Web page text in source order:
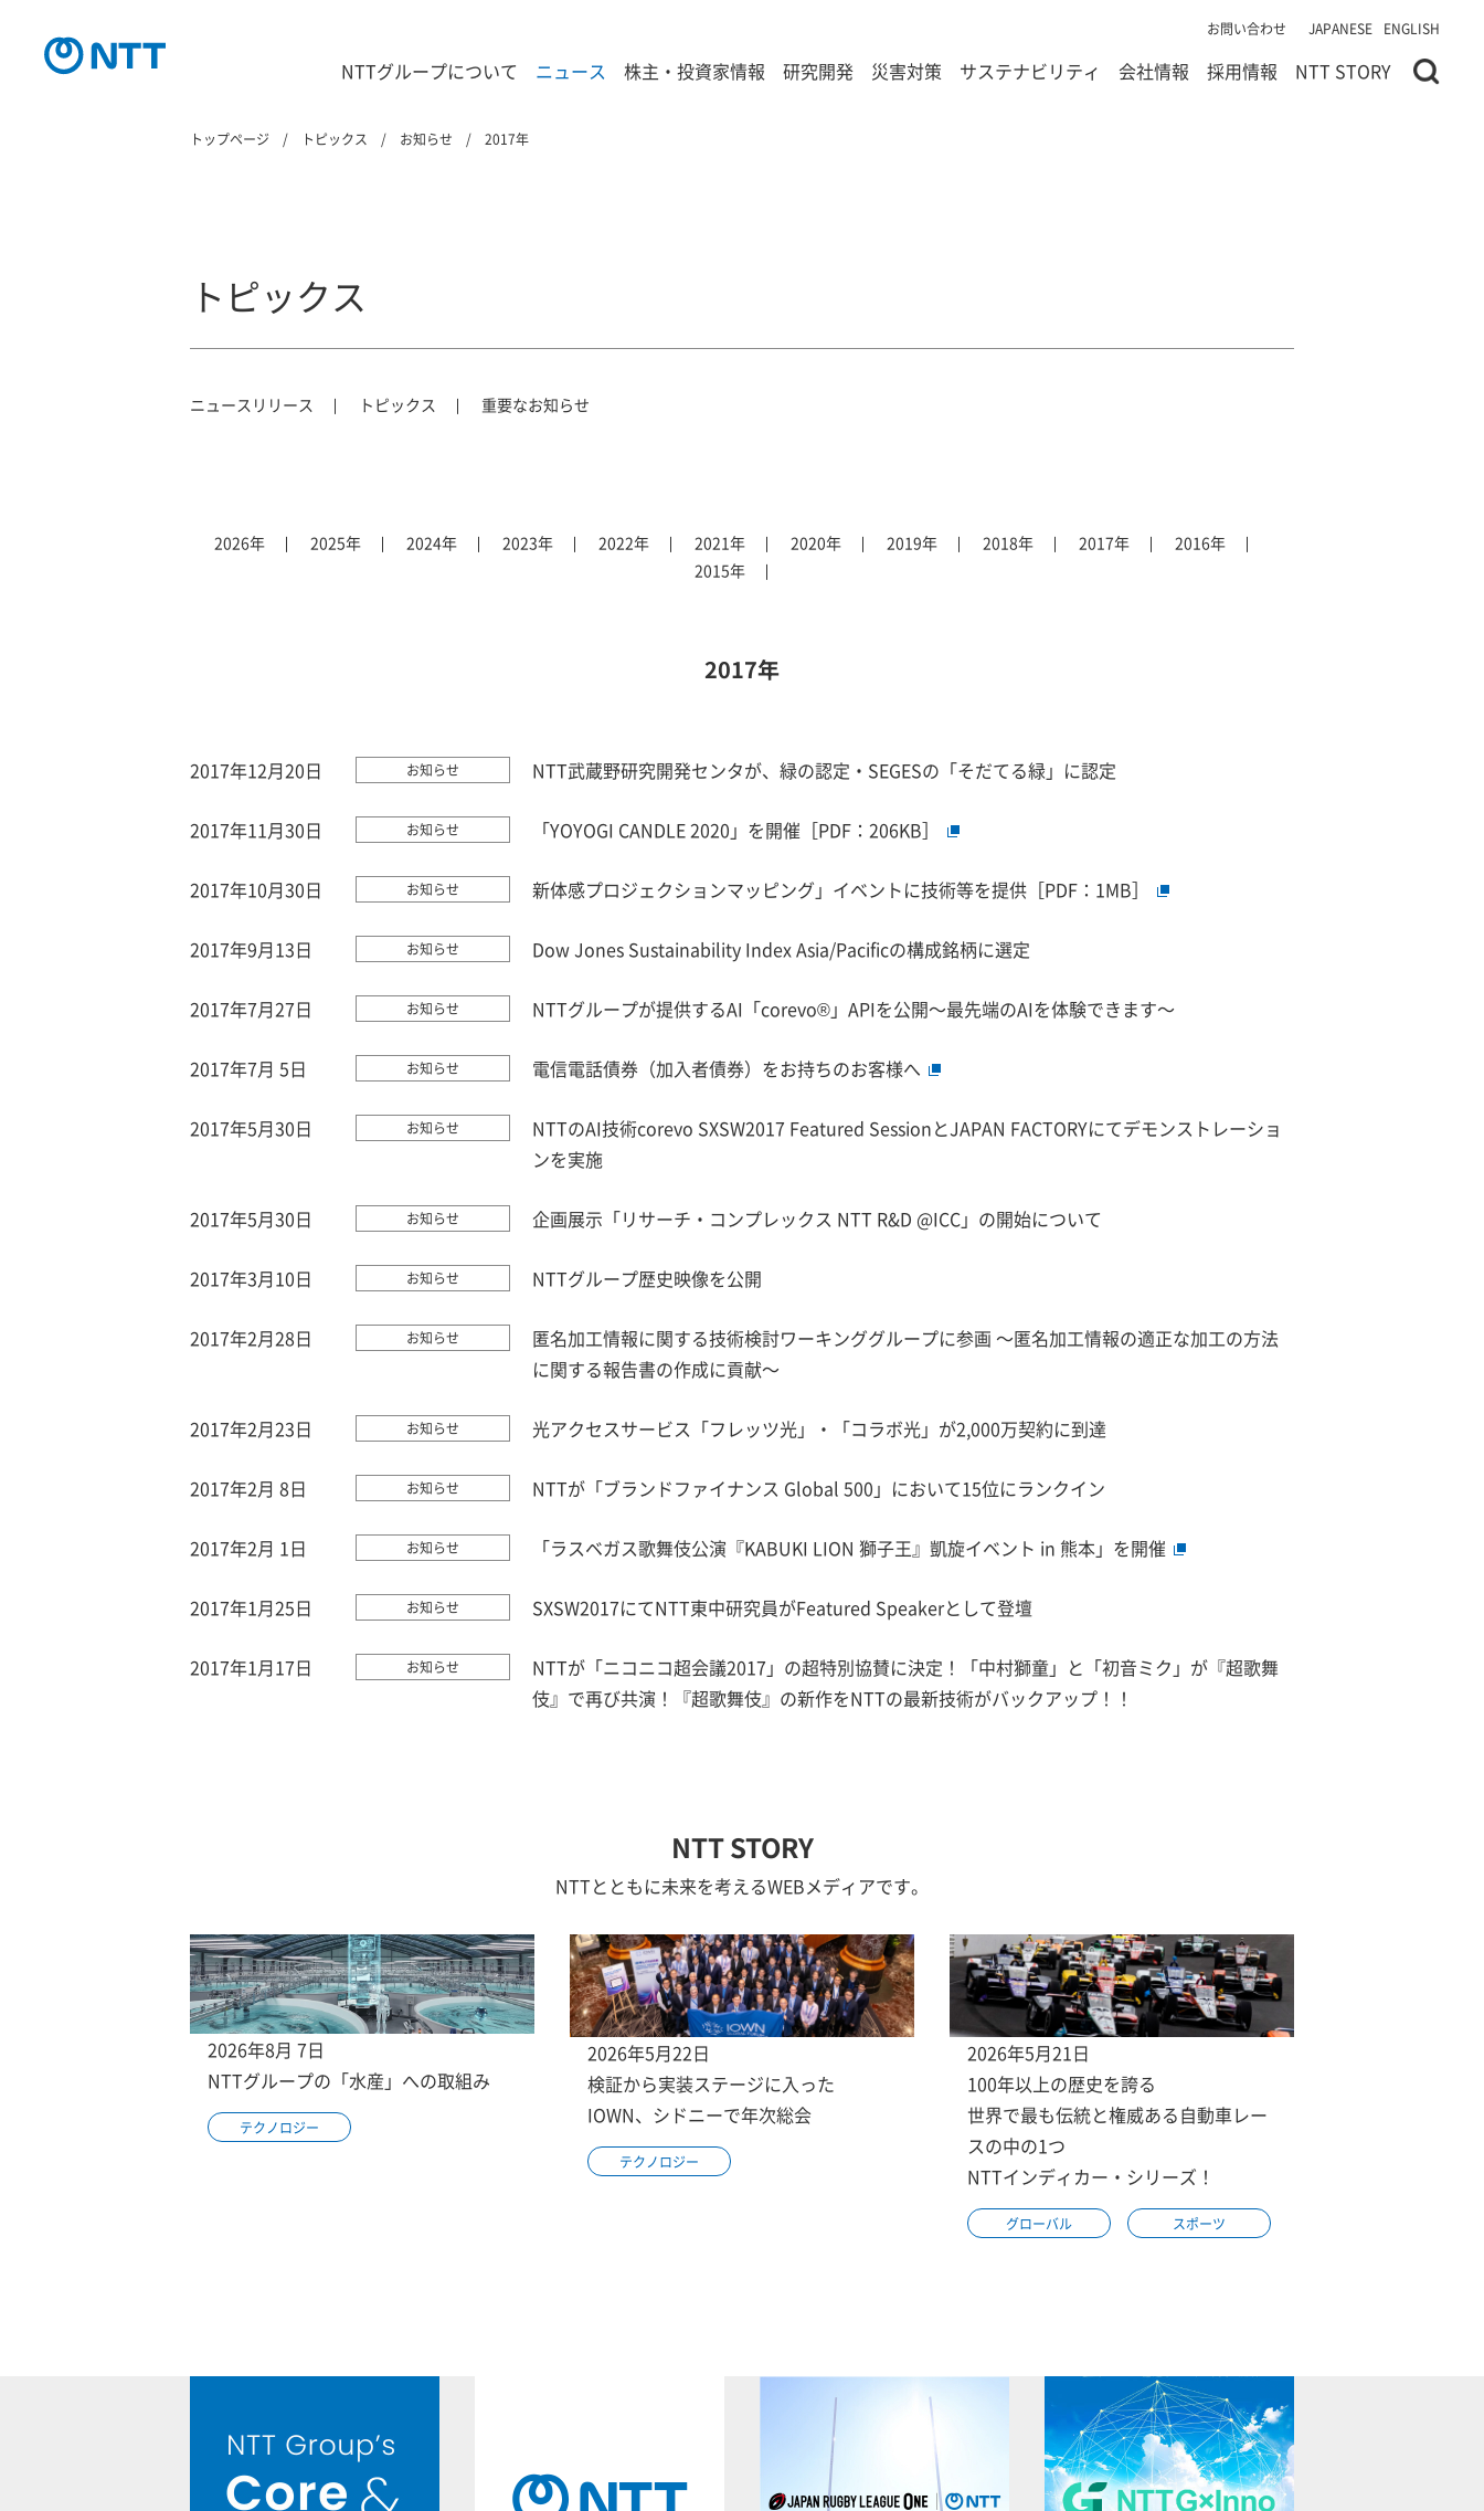
お問い合わせ JAPANESE ENGLISH
NTTグループについて ニュース 株主・投資家情報 研究開発 災害対策 サステナビリティ 会社情報 採用情報 NTT STORY
トップページ トピックス お知らせ 2017年
トピックス
ニュースリリース トピックス 重要なお知らせ
2026年 2025年 2024年 2023年 2022年 2021年 2020年 2019年 2018年 2017年
2016年
2015年
2017年
2017年12月20日 お知らせ NTT武蔵野研究開発センタが、緑の認定・SEGESの「そだてる緑」に認定
2017年11月30日 お知らせ 「YOYOGI CANDLE 2020」を開催［PDF：206KB］
2017年10月30日 お知らせ 新体感プロジェクションマッピング」イベントに技術等を提供［PDF：1MB］
2017年9月13日 お知らせ Dow Jones Sustainability Index Asia/Pacificの構成銘柄に選定
2017年7月27日 お知らせ NTTグループが提供するAI「corevo®」APIを公開～最先端のAIを体験できます～
2017年7月 5日 お知らせ 電信電話債券（加入者債券）をお持ちのお客様へ
2017年5月30日 お知らせ
NTTのAI技術corevo SXSW2017 Featured SessionとJAPAN FACTORYにてデモンストレーショ
ンを実施
2017年5月30日 お知らせ 企画展示「リサーチ・コンプレックス NTT R&D @ICC」の開始について
2017年3月10日 お知らせ NTTグループ歴史映像を公開
2017年2月28日 お知らせ
匿名加工情報に関する技術検討ワーキンググループに参画 ～匿名加工情報の適正な加工の方法
に関する報告書の作成に貢献～
2017年2月23日 お知らせ 光アクセスサービス「フレッツ光」・「コラボ光」が2,000万契約に到達
2017年2月 8日 お知らせ NTTが「ブランドファイナンス Global 500」において15位にランクイン
2017年2月 1日 お知らせ 「ラスベガス歌舞伎公演『KABUKI LION 獅子王』凱旋イベント in 熊本」を開催
2017年1月25日 お知らせ SXSW2017にてNTT東中研究員がFeatured Speakerとして登壇
2017年1月17日 お知らせ
NTTが「ニコニコ超会議2017」の超特別協賛に決定！「中村獅童」と「初音ミク」が『超歌舞
伎』で再び共演！『超歌舞伎』の新作をNTTの最新技術がバックアップ！！
NTT STORY
NTTとともに未来を考えるWEBメディアです。
2026年8月 7日
NTTグループの「水産」への取組み
テクノロジー
2026年5月22日
検証から実装ステージに入った
IOWN、シドニーで年次総会
テクノロジー
2026年5月21日
100年以上の歴史を誇る
世界で最も伝統と権威ある自動車レー
スの中の1つ
NTTインディカー・シリーズ！
グローバル スポーツ